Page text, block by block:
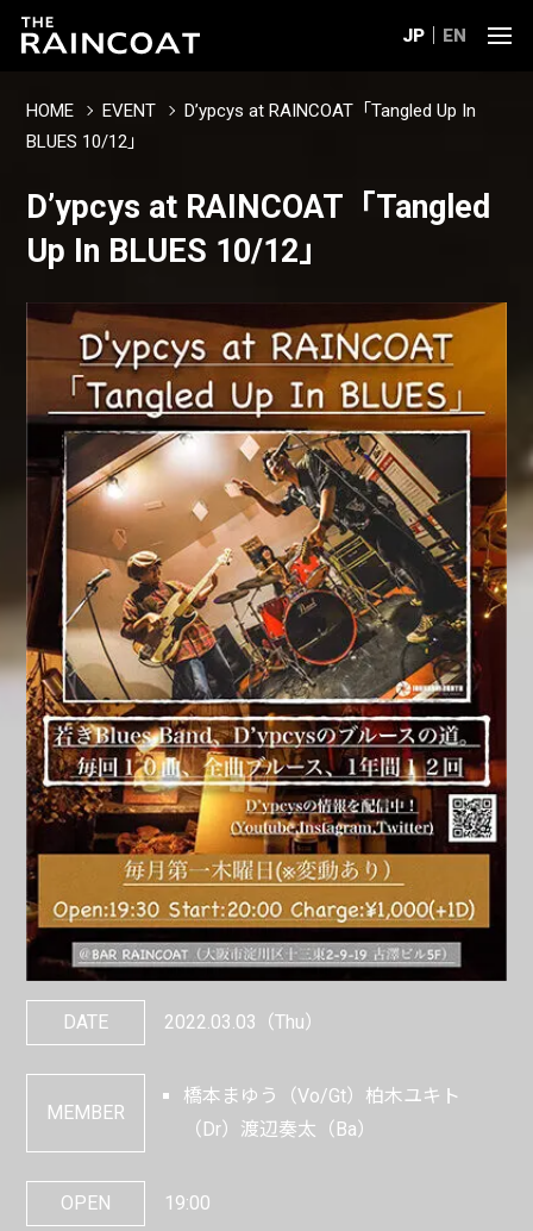
JP EN
HOME EVENT
D’ypcys at RAINCOAT「Tangled Up In
BLUES 10/12」
D’ypcys at RAINCOAT「Tangled
Up In BLUES 10/12」
DATE 2022.03.03 （Thu）
MEMBER
橋本まゆう（Vo/Gt）柏木ユキト
（Dr）渡辺奏太（Ba）
OPEN 19:00